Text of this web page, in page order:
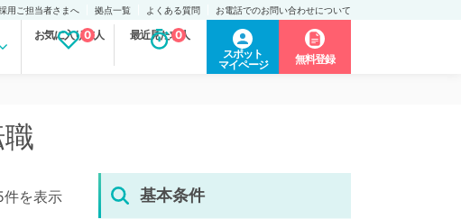
用ご担当者さまへ 拠点一覧 よくある質問 お電話でのお問い合わせについて
お気に入り求人
0 最近見た求人
0
スポット
マイページ
無料登録
件を表示 基本条件